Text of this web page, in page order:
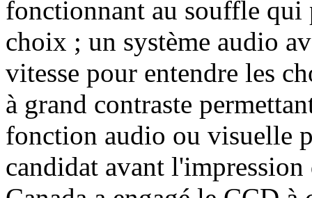
fonctionnant au souffle qui
choix ; un système audio
vitesse pour entendre les
à grand contraste
fonction audio ou visuelle
candidat avant